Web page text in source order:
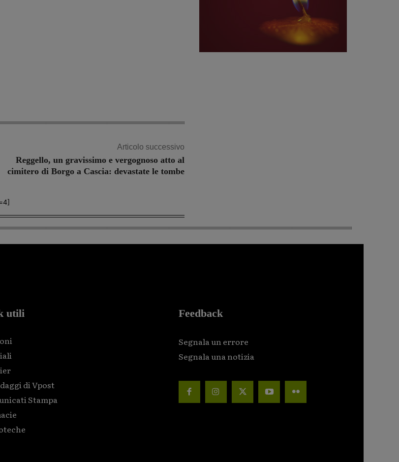
Articolo successivo
Reggello, un gravissimo e vergognoso atto al
cimitero di Borgo a Cascia: devastate le tombe
utili
di Vpost
Stampa
Feedback
Segnala un errore
Segnala una notizia